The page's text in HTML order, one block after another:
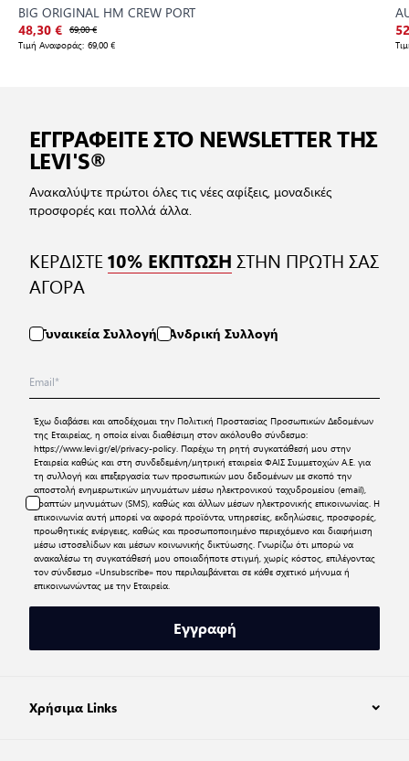
BIG ORIGINAL HM CREW PORT
48,30 € 69,00 €
Τιμή Αναφοράς: 69,00 €
ΕΓΓΡΑΦΕΙΤΕ ΣΤΟ NEWSLETTER ΤΗΣ
LEVI'S®
Ανακαλύψτε πρώτοι όλες τις νέες αφίξεις, μοναδικές
προσφορές και πολλά άλλα.
ΚΕΡΔΙΣΤΕ10% ΕΚΠΤΩΣΗ ΣΤΗΝ ΠΡΩΤΗ ΣΑΣ
ΑΓΟΡΑ
Γυναικεία Συλλογή Ανδρική Συλλογή
Έχω διαβάσει και αποδέχομαι την Πολιτική Προστασίας Προσωπικών Δεδομένων
της Εταιρείας, η οποία είναι διαθέσιμη στον ακόλουθο σύνδεσμο:
https://www.levi.gr/el/privacy-policy. Παρέχω τη ρητή συγκατάθεσή μου στην
Εταιρεία καθώς και στη συνδεδεμένη/μητρική εταιρεία ΦΑΙΣ Συμμετοχών Α.Ε. για
τη συλλογή και επεξεργασία των προσωπικών μου δεδομένων με σκοπό την
αποστολή ενημερωτικών μηνυμάτων μέσω ηλεκτρονικού ταχυδρομείου (email),
γραπτών μηνυμάτων (SMS), καθώς και άλλων μέσων ηλεκτρονικής επικοινωνίας. Η
επικοινωνία αυτή μπορεί να αφορά προϊόντα, υπηρεσίες, εκδηλώσεις, προσφορές,
προωθητικές ενέργειες, καθώς και προσωποποιημένο περιεχόμενο και διαφήμιση
μέσω ιστοσελίδων και μέσων κοινωνικής δικτύωσης. Γνωρίζω ότι μπορώ να
ανακαλέσω τη συγκατάθεσή μου οποιαδήποτε στιγμή, χωρίς κόστος, επιλέγοντας
τον σύνδεσμο «Unsubscribe» που περιλαμβάνεται σε κάθε σχετικό μήνυμα ή
επικοινωνώντας με την Εταιρεία.
Εγγραφή
Χρήσιμα Links